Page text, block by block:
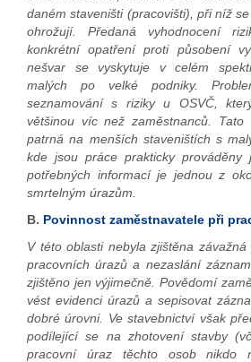
daném staveništi (pracovišti), při níž
ohrožují. Předaná vyhodnocení
konkrétní opatření proti působení
nešvar se vyskytuje v celém
malých po velké podniky.
seznamování s riziky u OSVČ,
většinou víc než zaměstnanců. Tato
patrná na menších staveništích s
kde jsou práce prakticky prováděny
potřebných informací je jednou z
smrtelným úrazům.
B. Povinnost zaměstnavatele při
V této oblasti nebyla zjištěna
pracovních úrazů a nezaslání
zjištěno jen výjimečně. Povědomí
vést evidenci úrazů a sepisovat
dobré úrovni. Ve stavebnictví však
podílející se na zhotovení stavby
pracovní úraz těchto osob nikdo